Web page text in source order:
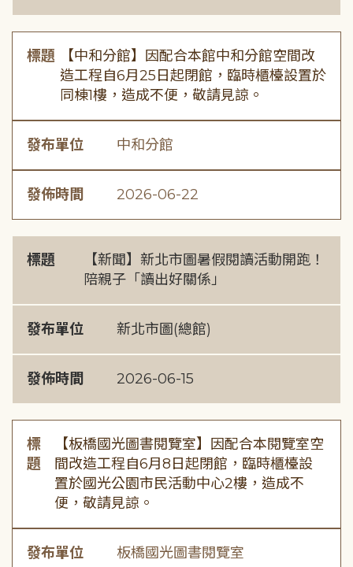
標題
【中和分館】因配合本館中和分館空間改
造工程自6月25日起閉館，臨時櫃檯設置於
同棟1樓，造成不便，敬請見諒。
發布單位 中和分館
發佈時間 2026-06-22
標題
【新聞】新北市圖暑假閱讀活動開跑！
陪親子「讀出好關係」
發布單位 新北市圖(總館)
發佈時間 2026-06-15
標
題
【板橋國光圖書閱覽室】因配合本閱覽室空
間改造工程自6月8日起閉館，臨時櫃檯設
置於國光公園市民活動中心2樓，造成不
便，敬請見諒。
發布單位 板橋國光圖書閱覽室